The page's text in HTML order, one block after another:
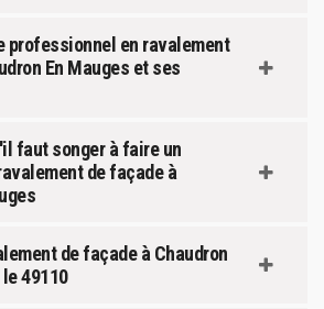
professionnel en ravalement
En Mauges et ses
faut songer à faire un
de façade à
de façade à Chaudron
49110